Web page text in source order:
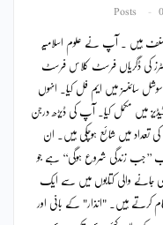
مصنف ہیں ۔ آپ نے علوم اسلامیہ
کی ڈگریاں فرسٹ کلاس فرسٹ
سائنسز میں ایم فل کیا۔ انہوں
میں مکمل کیا۔ آپ کی ڈیڑھ درجن
تعداد میں شائع ہوچکی ہیں۔ ان
زندگی شروع ہوگی‘‘ ہے جو
جانے والی کتابوں میں سے ایک
ہیں۔ "انذار" کے بانی اور